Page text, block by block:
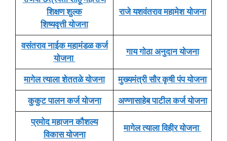
शिक्षण शुल्क
शिष्यवृत्ती योजना
राजे यशवंतराव महामेश योजना
वसंतराव नाईक महामंडळ कर्ज
योजना
गाय गोठा अनुदान योजना
मागेल त्याला शेततळे योजना मुख्यमंत्री सौर कृषी पंप योजना
कुकुट पालन कर्ज योजना अण्णासाहेब पाटील कर्ज योजना
प्रमोद महाजन कौशल्य
विकास योजना
मागेल त्याला विहीर योजना